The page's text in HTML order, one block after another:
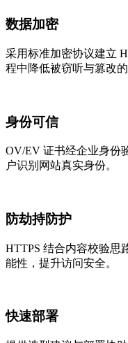
数据加密
采用标准加密协议建立
程中降低被窃听与篡改的
身份可信
OV/EV 证书经企业身份
户识别网站真实身份。
防劫持防护
HTTPS 结合内容校验思
能性，提升访问安全。
快速部署